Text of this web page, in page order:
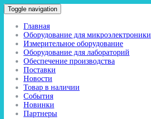
Toggle navigation
Главная
Оборудование для микроэлектроники
Измерительное оборудование
Оборудование для лабораторий
Обеспечение производства
Поставки
Новости
Товар в наличии
События
Новинки
Партнеры